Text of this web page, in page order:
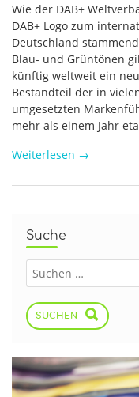
Wie der DAB+
DAB+ Logo zum
Deutschland
Blau- und Grüntönen
künftig weltweit ein
Bestandteil der in
umgesetzten
mehr als einem Jahr
Weiterlesen →
Suche
SUCHEN